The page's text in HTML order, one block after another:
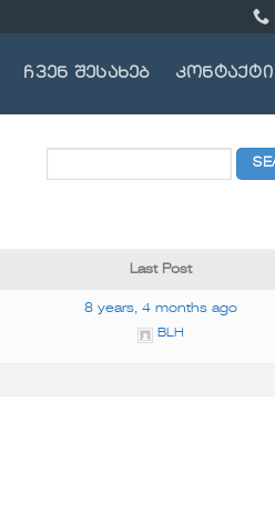
ჩვენ შესახებ კონტაქტი
Last Post
8 years, 4 months ago
BLH